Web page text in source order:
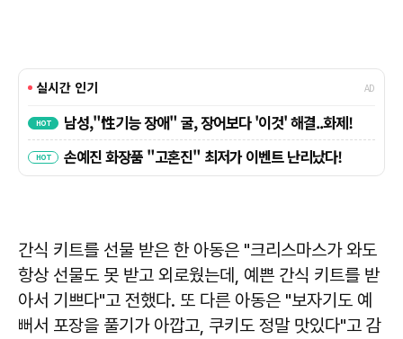
간식 키트를 선물 받은 한 아동은 "크리스마스가 와도
항상 선물도 못 받고 외로웠는데, 예쁜 간식 키트를 받
아서 기쁘다"고 전했다. 또 다른 아동은 "보자기도 예
뻐서 포장을 풀기가 아깝고, 쿠키도 정말 맛있다"고 감